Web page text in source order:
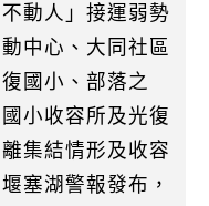
動人」接運弱勢
中心、大同社區
國小、部落之
小收容所及光復
集結情形及收容
塞湖警報發布，